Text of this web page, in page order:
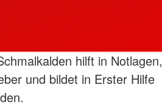
hilft in Notlagen,
und bildet in Erster Hilfe